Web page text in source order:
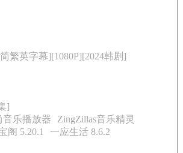
繁英字幕][1080P][2024韩剧]
]
音乐播放器
ZingZillas音乐精灵
阁 5.20.1
一应生活 8.6.2